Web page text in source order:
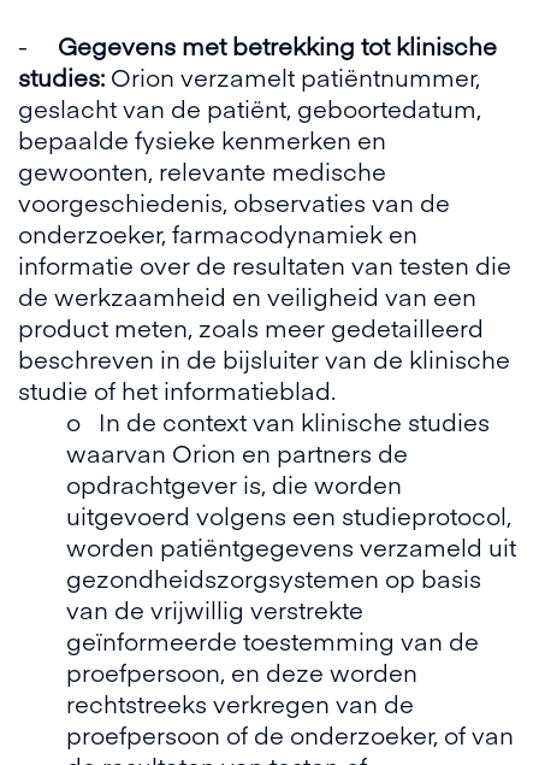
- Gegevens met betrekking tot klinische
studies: Orion verzamelt patiëntnummer,
geslacht van de patiënt, geboortedatum,
bepaalde fysieke kenmerken en
gewoonten, relevante medische
voorgeschiedenis, observaties van de
onderzoeker, farmacodynamiek en
informatie over de resultaten van testen die
de werkzaamheid en veiligheid van een
product meten, zoals meer gedetailleerd
beschreven in de bijsluiter van de klinische
studie of het informatieblad.
o In de context van klinische studies
waarvan Orion en partners de
opdrachtgever is, die worden
uitgevoerd volgens een studieprotocol,
worden patiëntgegevens verzameld uit
gezondheidszorgsystemen op basis
van de vrijwillig verstrekte
geïnformeerde toestemming van de
proefpersoon, en deze worden
rechtstreeks verkregen van de
proefpersoon of de onderzoeker, of van